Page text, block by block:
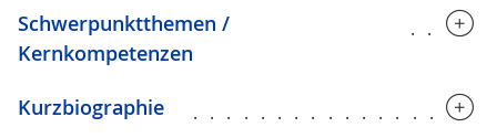
Schwerpunktthemen /
Kernkompetenzen
Kurzbiographie